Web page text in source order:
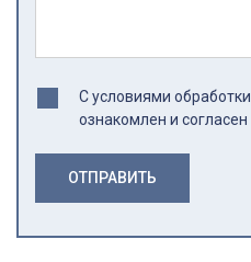
С условиями обработки
ознакомлен и согласен
ОТПРАВИТЬ